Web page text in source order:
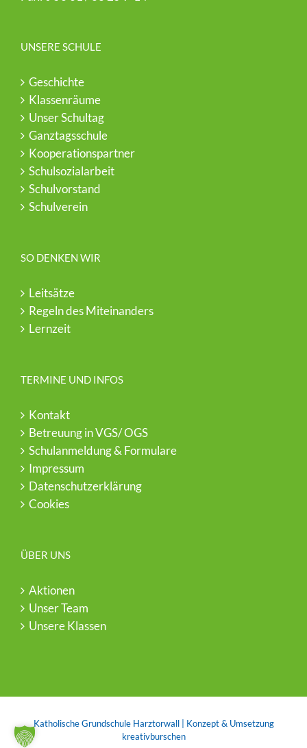
UNSERE SCHULE
Geschichte
Klassenräume
Unser Schultag
Ganztagsschule
Kooperationspartner
Schulsozialarbeit
Schulvorstand
Schulverein
SO DENKEN WIR
Leitsätze
Regeln des Miteinanders
Lernzeit
TERMINE UND INFOS
Kontakt
Betreuung in VGS/ OGS
Schulanmeldung & Formulare
Impressum
Datenschutzerklärung
Cookies
ÜBER UNS
Aktionen
Unser Team
Unsere Klassen
Katholische Grundschule Harztorwall | Konzept & Umsetzung
kreativburschen